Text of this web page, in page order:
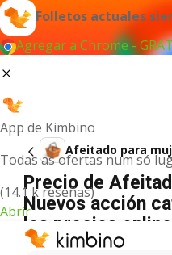
Folletos actuales
Agregar a Chrome -
App de Kimbino
Todas as ofertas num só
(14.1 k reseñas)
Abrir
Afeitado para
Precio de
Nuevos acción
los precios
No hemos encontrado